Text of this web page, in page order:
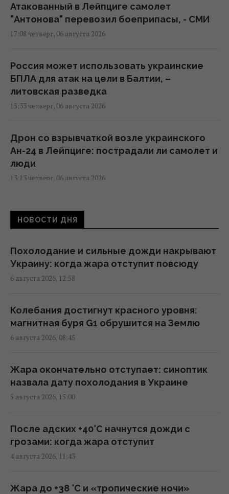
Атакованный в Лейпциге самолет
"Антонова" перевозил боеприпасы, - СМИ
17:08 четверг, 06 августа 2026
Россия может использовать украинские
БПЛА для атак на цели в Балтии, –
литовская разведка
15:33 четверг, 06 августа 2026
Дрон со взрывчаткой возле украинского
Ан-24 в Лейпциге: пострадали ли самолет и
люди
13:13 четверг, 06 августа 2026
"Незаметные" российские диверсии: война
в Европе уже идет
Колумбийские наркокартели отправляют в
ВСУ добровольцев, чтобы научиться войне
12:00 четверг, 06 августа 2026
Военное сотрудничество вышло на новый
цели для ударов
11:44 четверг, 06 августа 2026
средств ПВО в США
11:43 четверг, 06 августа 2026
России возросло на 250%
НОВОСТИ ДНЯ
Похолодание и сильные дожди накрывают
Украину: когда жара отступит повсюду
6 августа 2026, 12:58
Колебания достигнут красного уровня:
магнитная буря G1 обрушится на Землю
6 августа 2026, 08:45
Жара окончательно отступает: синоптик
назвала дату похолодания в Украине
5 августа 2026, 15:00
После адских +40°C начнутся дожди с
грозами: когда жара отступит
4 августа 2026, 11:43
Жара до +38 °С и «тропические ночи»